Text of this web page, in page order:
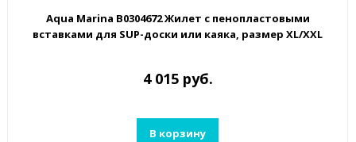
Aqua Marina B0304672 Жилет с пенопластовыми
вставками для SUP-доски или каяка, размер XL/XXL
4 015 руб.
В корзину